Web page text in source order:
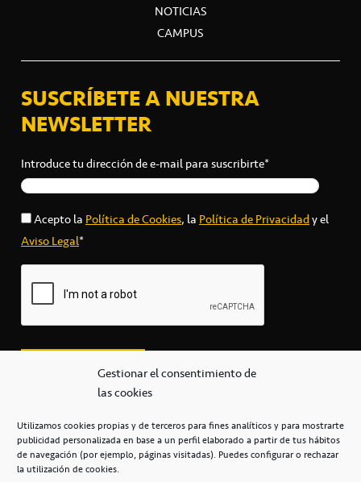
Gestionar el consentimiento de
las cookies
Utilizamos cookies propias y de terceros para fines analíticos y para mostrarte
publicidad personalizada en base a un perfil elaborado a partir de tus hábitos
de navegación (por ejemplo, páginas visitadas). Puedes configurar o rechazar
la utilización de cookies.
NOTICIAS
CAMPUS
SUSCRÍBETE A NUESTRA
NEWSLETTER
Introduce tu dirección de e-mail para suscribirte*
Acepto laPolítica de Cookies, laPolítica de Privacidady el
Aviso Legal*
secretaria@cbcanarias.es
+34 922 253 684